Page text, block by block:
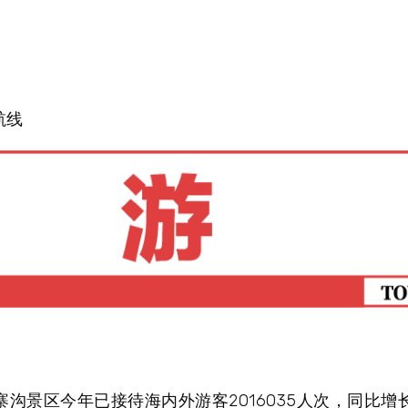
线
景区今年已接待海内外游客2016035人次，同比增